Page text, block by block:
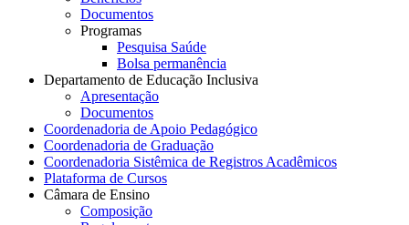
Documentos
Programas
Pesquisa Saúde
Bolsa permanência
Departamento de Educação Inclusiva
Apresentação
Documentos
Coordenadoria de Apoio Pedagógico
Coordenadoria de Graduação
Coordenadoria Sistêmica de Registros Acadêmicos
Plataforma de Cursos
Câmara de Ensino
Composição